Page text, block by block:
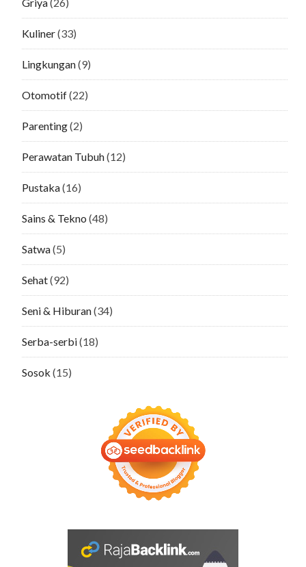
Kuliner(33)
Lingkungan(9)
Otomotif(22)
Parenting(2)
Perawatan Tubuh(12)
Pustaka(16)
Sains & Tekno (48)
Satwa(5)
Sehat(92)
Seni & Hiburan(34)
Serba-serbi(18)
Sosok (15)